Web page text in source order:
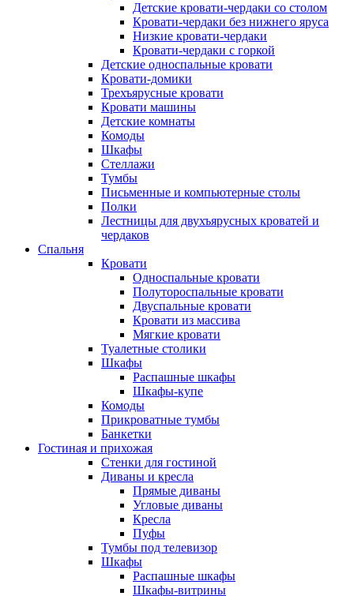
Детские кровати-чердаки со столом
Кровати-чердаки без нижнего яруса
Низкие кровати-чердаки
Кровати-чердаки с горкой
Детские односпальные кровати
Кровати-домики
Трехъярусные кровати
Кровати машины
Детские комнаты
Комоды
Шкафы
Стеллажи
Тумбы
Письменные и компьютерные столы
Полки
Лестницы для двухъярусных кроватей и
чердаков
Спальня
Кровати
Односпальные кровати
Полутороспальные кровати
Двуспальные кровати
Кровати из массива
Мягкие кровати
Туалетные столики
Шкафы
Распашные шкафы
Шкафы-купе
Комоды
Прикроватные тумбы
Банкетки
Гостиная и прихожая
Стенки для гостиной
Диваны и кресла
Прямые диваны
Угловые диваны
Кресла
Пуфы
Тумбы под телевизор
Шкафы
Распашные шкафы
Шкафы-витрины